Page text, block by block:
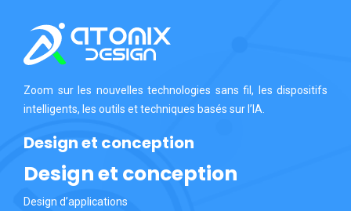
Zoom sur les nouvelles technologies sans fil, les dispositifs
intelligents, les outils et techniques basés sur l’IA.
Design et conception
Design et conception
Design d’applications